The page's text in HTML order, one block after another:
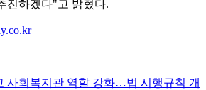
진하겠다"고 밝혔다.
사회복지관 역할 강화…법 시행규칙 개